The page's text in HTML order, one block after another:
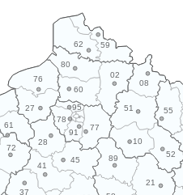
10
21
27
28
37
41
45
51
52
55
59
60
61
62
02
08
72
76
77
78
80
89
91
95